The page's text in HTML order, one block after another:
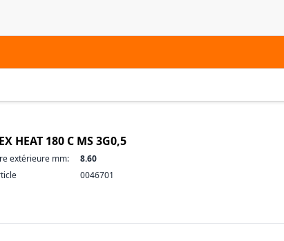
HEAT 180 C MS 3G0,5
extérieure mm:
8.60
0046701